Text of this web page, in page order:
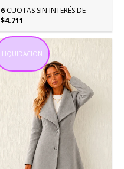
6 CUOTAS SIN INTERÉS DE
$4.711
LIQUIDACION